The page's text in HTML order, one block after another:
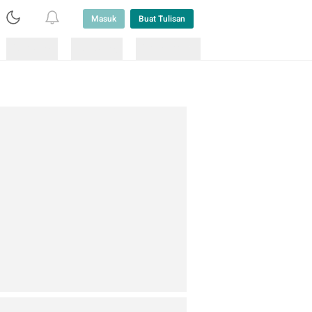
Masuk Buat Tulisan